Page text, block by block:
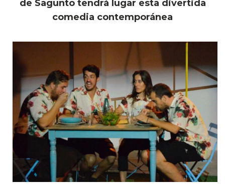
de Sagunto tendrá lugar esta divertida
comedia contemporánea